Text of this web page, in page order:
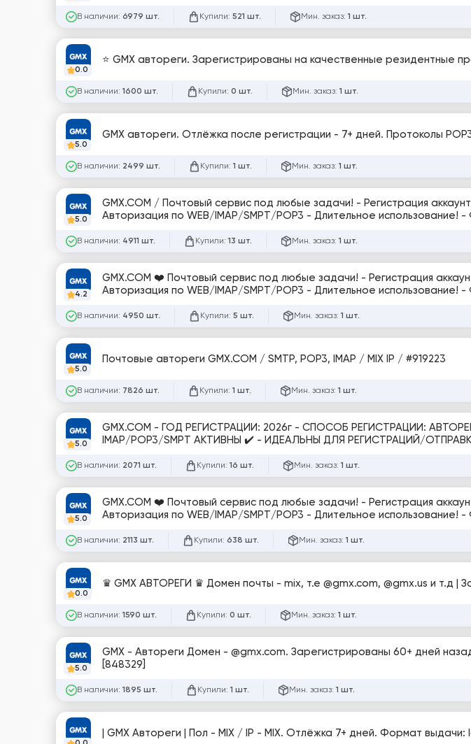
В наличии: 6979 шт. Купили: 521 шт. Мин. заказ: 1 шт.
0.0
⭐ GMX автореги. Зарегистрированы на качественные резидентные
В наличии: 1600 шт. Купили: 0 шт. Мин. заказ: 1 шт.
5.0
GMX автореги. Отлёжка после регистрации - 7+ дней. Протоколы
В наличии: 2499 шт. Купили: 1 шт. Мин. заказ: 1 шт.
5.0
GMX.COM / Почтовый сервис под любые задачи! - Регистрация аккаунтов на премиальные резидентские Proxy -
В наличии: 4911 шт. Купили: 13 шт. Мин. заказ: 1 шт.
4.2
GMX.COM ❤️ Почтовый сервис под любые задачи! - Регистрация
Авторизация по WEB/IMAP/SMPT/POP3 - Длительное использование!
В наличии: 4950 шт. Купили: 5 шт. Мин. заказ: 1 шт.
5.0
Почтовые автореги GMX.COM / SMTP, POP3, IMAP / MIX IP / #919223
В наличии: 7826 шт. Купили: 1 шт. Мин. заказ: 1 шт.
5.0
GMX.COM - ГОД РЕГИСТРАЦИИ: 2026г - СПОСОБ РЕГИСТРАЦИИ:
IMAP/POP3/SMPT АКТИВНЫ ✔️ - ИДЕАЛЬНЫ ДЛЯ РЕГИСТРАЦИЙ/
В наличии: 2071 шт. Купили: 16 шт. Мин. заказ: 1 шт.
5.0
GMX.COM ❤️ Почтовый сервис под любые задачи! - Регистрация
Авторизация по WEB/IMAP/SMPT/POP3 - Длительное использование!
В наличии: 2113 шт. Купили: 638 шт. Мин. заказ: 1 шт.
0.0
♛ GMX АВТОРЕГИ ♛ Домен почты - mix, т.е @gmx.com, @gmx.us и т.д |
В наличии: 1590 шт. Купили: 0 шт. Мин. заказ: 1 шт.
5.0
GMX - Автореги Домен - @gmx.com. Зарегистрированы 60+ дней
[848329]
В наличии: 1895 шт. Купили: 1 шт. Мин. заказ: 1 шт.
| GMX Автореги | Пол - MIX / IP - MIX. Отлёжка 7+ дней. Формат выдачи: